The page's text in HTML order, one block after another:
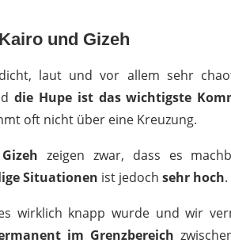
und Gizeh
laut und vor allem sehr
die Hupe ist das wichtigste
oft nicht über eine Kreuzung.
zeigen zwar, dass es
Situationen ist jedoch sehr hoch.
wirklich knapp wurde und wir
im Grenzbereich